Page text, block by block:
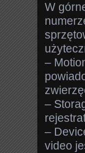
W
–
–
–
video